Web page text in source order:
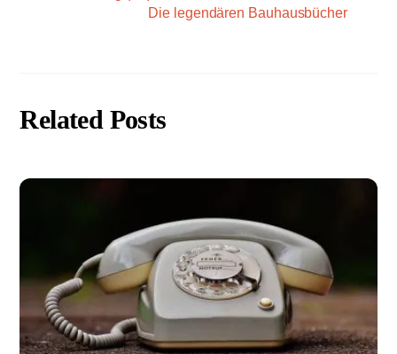
Die legendären Bauhausbücher
Related Posts